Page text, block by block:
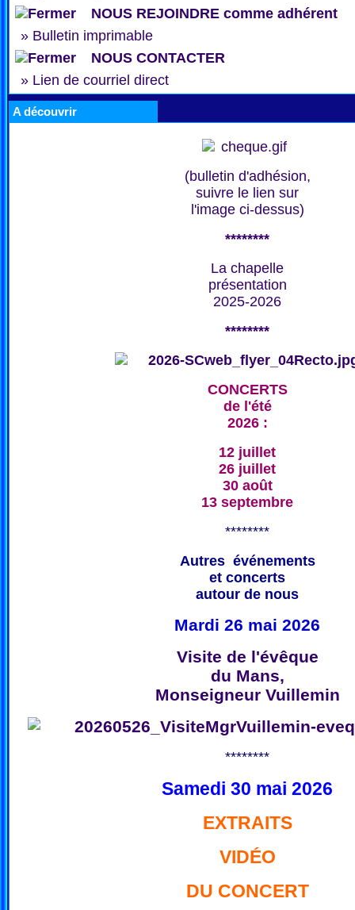
NOUS REJOINDRE comme adhérent
» Bulletin imprimable
NOUS CONTACTER
» Lien de courriel direct
A découvrir
(bulletin d'adhésion,
suivre le lien sur
l'image ci-dessus)
********
La chapelle
présentation
2025-2026
********
CONCERTS
de l'été
2026 :
12 juillet
26 juillet
30 août
13 septembre
********
Autres événements
et concerts
autour de nous
Mardi 26 mai 2026
Visite de l'évêque
du Mans,
Monseigneur Vuillemin
********
Samedi 30 mai 2026
EXTRAITS
VIDÉO
DU CONCERT